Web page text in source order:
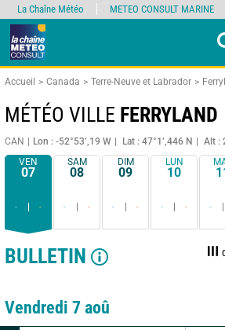
Accueil Canada Terre-Neuve et Labrador
MÉTÉO VILLE FERRYLAND
CAN Lon : -52°53’,19 W Lat : 47°1’,446 N
Alt :
VEN
07
- -
SAM
08
- -
DIM
09
- -
LUN
10
- - -
BULLETIN
Vendredi 7 aoû
La Chaîne Météo METEO CONSULT MARINE